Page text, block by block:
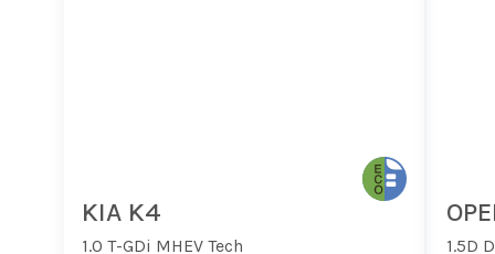
KIA K4
1.0 T-GDi MHEV Tech 1.5D